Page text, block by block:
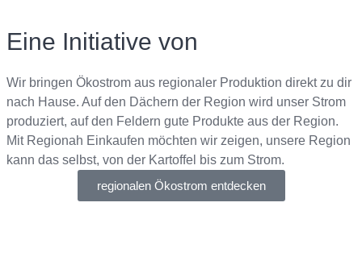
Eine Initiative von
Wir bringen Ökostrom aus regionaler Produktion direkt zu dir
nach Hause. Auf den Dächern der Region wird unser Strom
produziert, auf den Feldern gute Produkte aus der Region.
Mit Regionah Einkaufen möchten wir zeigen, unsere Region
kann das selbst, von der Kartoffel bis zum Strom.
regionalen Ökostrom entdecken